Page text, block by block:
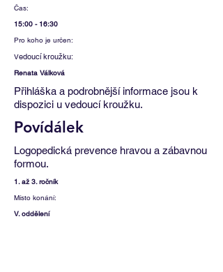
Čas:
15:00 - 16:30
Pro koho je určen:
Vedoucí kroužku:
Renata Válková
Přihláška a podrobnější informace jsou k
dispozici u vedoucí kroužku.
Povídálek
Logopedická prevence hravou a zábavnou
formou.
1. až 3. ročník
Místo konání:
V. oddělení